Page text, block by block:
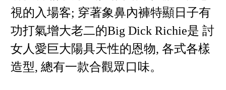
視的入場客; 穿著象鼻內褲特顯日子有
功打氣增大老二的Big Dick Richie是 討
女人愛巨大陽具天性的恩物, 各式各樣
造型, 總有一款合觀眾口味。